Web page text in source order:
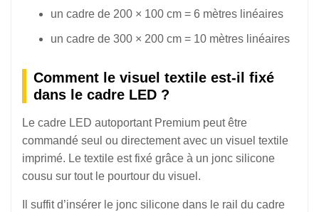
un cadre de 200 × 100 cm = 6 mètres linéaires
un cadre de 300 × 200 cm = 10 mètres linéaires
Comment le visuel textile est-il fixé
dans le cadre LED ?
Le cadre LED autoportant Premium peut être
commandé seul ou directement avec un visuel textile
imprimé. Le textile est fixé grâce à un jonc silicone
cousu sur tout le pourtour du visuel.
Il suffit d’insérer le jonc silicone dans le rail du cadre